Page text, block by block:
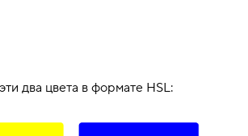
два цвета в формате HSL: